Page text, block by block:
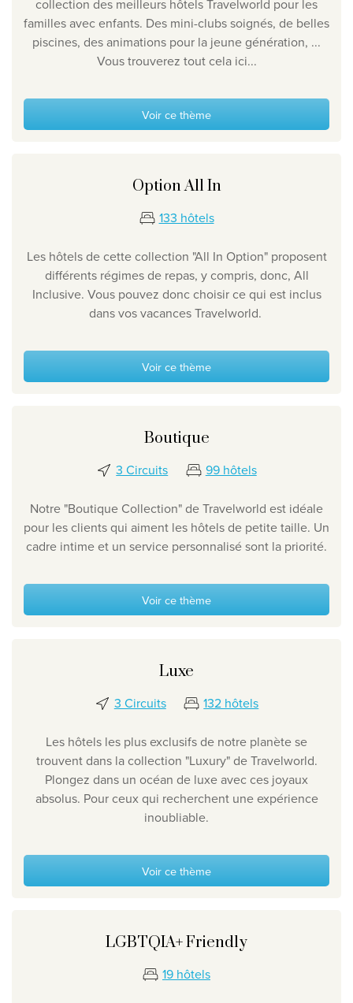
collection des meilleurs hôtels Travelworld pour les
familles avec enfants. Des mini-clubs soignés, de belles
piscines, des animations pour la jeune génération, ...
Vous trouverez tout cela ici...
Voir ce thème
Option All In
133 hôtels
Les hôtels de cette collection "All In Option" proposent
différents régimes de repas, y compris, donc, All
Inclusive. Vous pouvez donc choisir ce qui est inclus
dans vos vacances Travelworld.
Voir ce thème
Boutique
3 Circuits 99 hôtels
Notre "Boutique Collection" de Travelworld est idéale
pour les clients qui aiment les hôtels de petite taille. Un
cadre intime et un service personnalisé sont la priorité.
Voir ce thème
Luxe
3 Circuits 132 hôtels
Les hôtels les plus exclusifs de notre planète se
trouvent dans la collection "Luxury" de Travelworld.
Plongez dans un océan de luxe avec ces joyaux
absolus. Pour ceux qui recherchent une expérience
inoubliable.
Voir ce thème
LGBTQIA+ Friendly
19 hôtels